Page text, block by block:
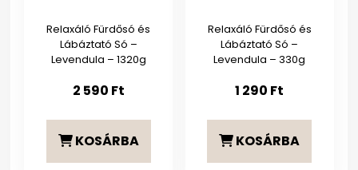
Relaxáló Fürdősó és
Lábáztató Só –
Levendula – 1320g
2 590 Ft
KOSÁRBA
Relaxáló Fürdősó és
Lábáztató Só –
Levendula – 330g
1 290 Ft
KOSÁRBA